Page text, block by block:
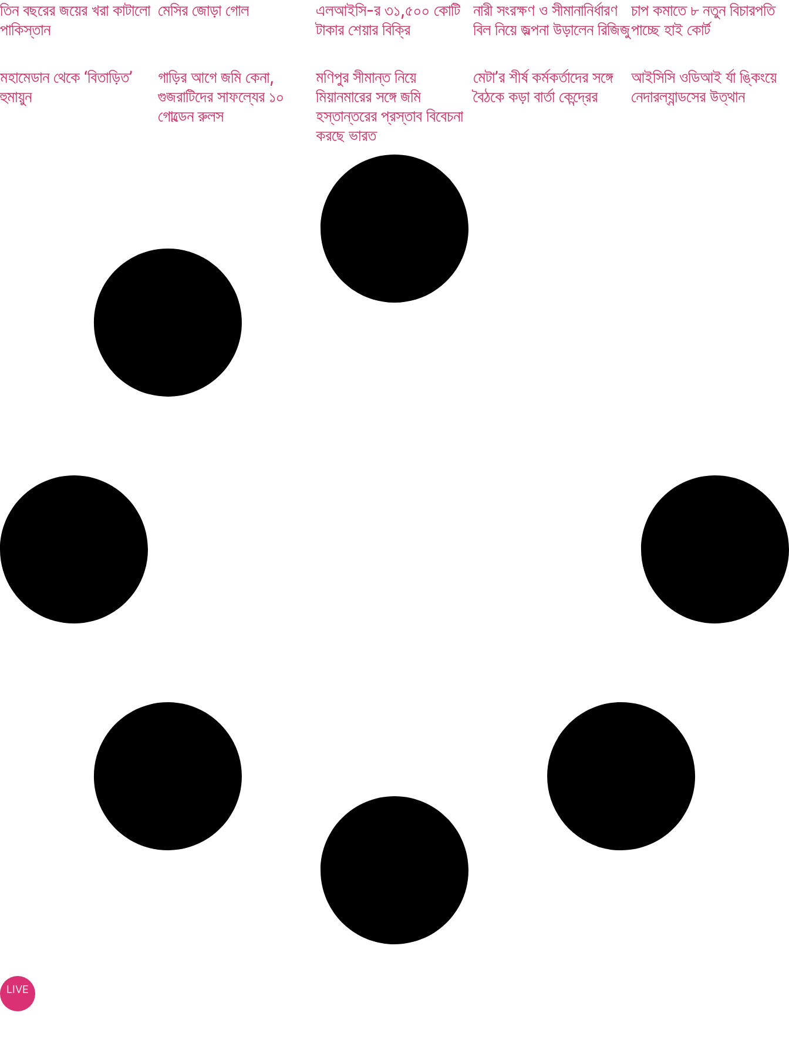
মেসির জোড়া গোল
এলআইসি-র ৩১,৫০০ কোটি টাকার শেয়ার বিক্রি
তিন বছরের জয়ের খরা কাটালো
পাকিস্তান
মেসির জোড়া গোল
এলআইসি-র ৩১,৫০০ কোটি
টাকার শেয়ার বিক্রি
নারী সংরক্ষণ ও সীমানানির্ধারণ
বিল নিয়ে জল্পনা উড়ালেন রিজিজু
চাপ কমাতে ৮ নতুন বিচারপতি
পাচ্ছে হাই কোর্ট
মহামেডান থেকে ‘বিতাড়িত’
হুমায়ুন
গাড়ির আগে জমি কেনা,
গুজরাটিদের সাফল্যের ১০
গোল্ডেন রুলস
মণিপুর সীমান্ত নিয়ে
মিয়ানমারের সঙ্গে জমি
হস্তান্তরের প্রস্তাব বিবেচনা
করছে ভারত
মেটা’র শীর্ষ কর্মকর্তাদের সঙ্গে
বৈঠকে কড়া বার্তা কেন্দ্রের
আইসিসি ওডিআই র্যা ঙ্কিংয়ে
নেদারল্যান্ডসের উত্থান
LIVE